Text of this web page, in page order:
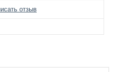
отзыв